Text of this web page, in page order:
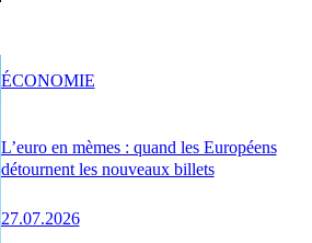
L’euro en mèmes : quand les Européens
détournent les nouveaux billets
27.07.2026
ÉCONOMIE